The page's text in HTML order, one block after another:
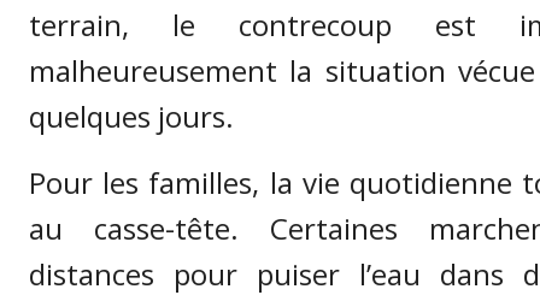
terrain, le contrecoup est
malheureusement la situation
quelques jours.
Pour les familles, la vie quotidienne
au casse-tête. Certaines
distances pour puiser l’eau dans